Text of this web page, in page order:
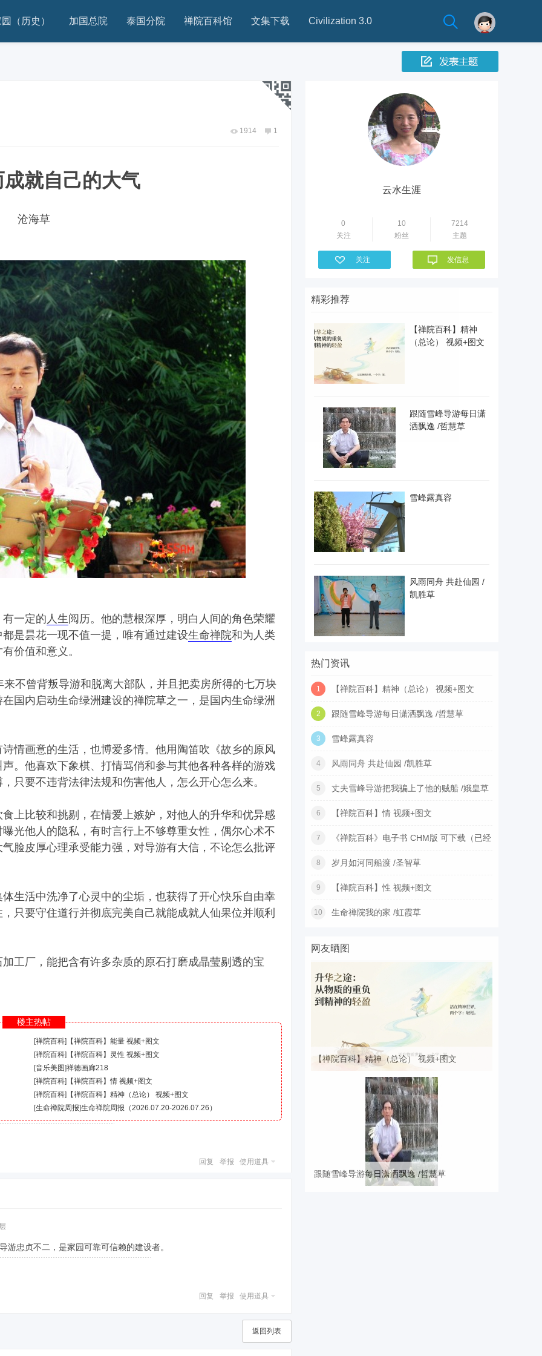
（历史） 加国总院 泰国分院 禅院百科馆 文集下载 Civilization 3.0
1914 1
就自己的大气
沧海草
一定的 人生阅历。他的慧根深厚，明白人间的角色荣耀
是昙花一现不值一提，唯有通过建设生命禅院和为人类
价值和意义。
不曾背叛导游和脱离大部队，并且把卖房所得的七万块
国内启动生命绿洲建设的禅院草之一，是国内生命绿洲
情画意的生活，也博爱多情。他用陶笛吹《故乡的原风
。他喜欢下象棋、打情骂俏和参与其他各种各样的游戏
只要不违背法律法规和伤害他人，怎么开心怎么来。
上比较和挑剔，在情爱上嫉妒，对他人的升华和优异感
光他人的隐私，有时言行上不够尊重女性，偶尔心术不
脸皮厚心理承受能力强，对导游有大信，不论怎么批评
生活中洗净了心灵中的尘垢，也获得了开心快乐自由幸
只要守住道行并彻底完美自己就能成就人仙果位并顺利
工厂，能把含有许多杂质的原石打磨成晶莹剔透的宝
楼主热帖
【禅院百科】能量 视频+图文
[禅院百科]
【禅院百科】灵性 视频+图文
[禅院百科]
祥德画廊218
[音乐美图]
【禅院百科】情 视频+图文
[禅院百科]
【禅院百科】精神（总论） 视频+图文
[禅院百科]
生命禅院周报（2026.07.20-2026.07.26）
[生命禅院周报]
举报 使用道具
回复
忠贞不二，是家园可靠可信赖的建设者。
举报 使用道具
回复
返回列表
云水生涯
0
关注
10
粉丝
7214
主题
关注 发信息
精彩推荐
【禅院百科】精神
（总论） 视频+图文
跟随雪峰导游每日潇
洒飘逸 /哲慧草
雪峰露真容
风雨同舟 共赴仙园 /
凯胜草
热门资讯
1 【禅院百科】精神（总论） 视频+图文
2 跟随雪峰导游每日潇洒飘逸 /哲慧草
3 雪峰露真容
4 风雨同舟 共赴仙园 /凯胜草
5 丈夫雪峰导游把我骗上了他的贼船 /娥皇草
6 【禅院百科】情 视频+图文
7 《禅院百科》电子书 CHM版 可下载（已经
8 岁月如河同船渡 /圣智草
9 【禅院百科】性 视频+图文
10 生命禅院我的家 /虹霞草
网友晒图
【禅院百科】精神（总论） 视频+图文
跟随雪峰导游每日潇洒飘逸 /哲慧草